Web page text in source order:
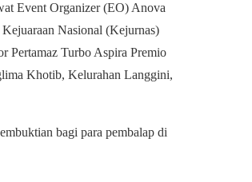
Event Organizer (EO) Anova
Nasional (Kejurnas)
Pertamaz Turbo Aspira Premio
Khotib, Kelurahan Langgini,
bagi para pembalap di